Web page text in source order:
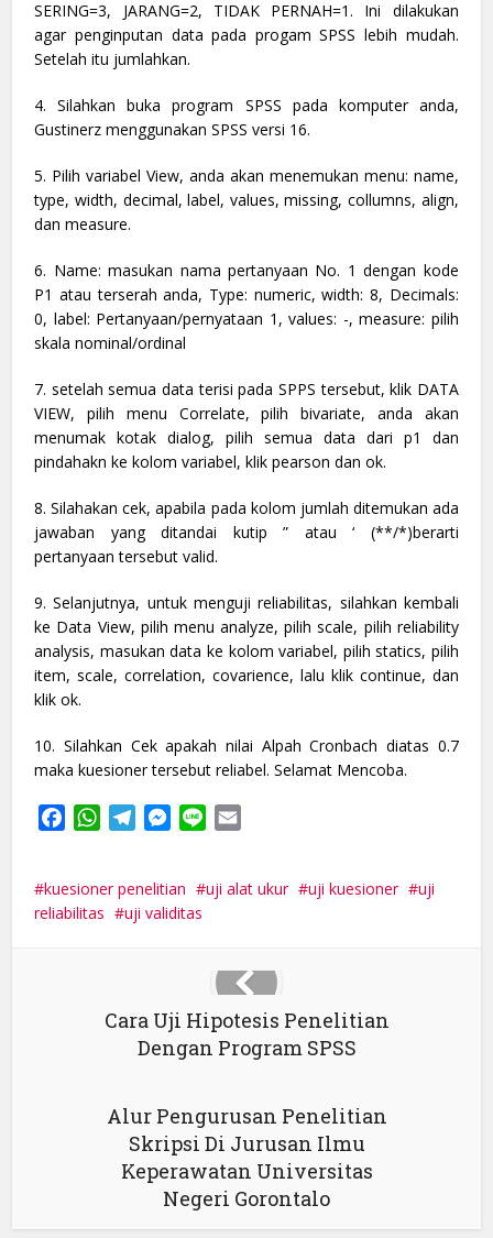
SERING=3, JARANG=2, TIDAK PERNAH=1. Ini dilakukan
agar penginputan data pada progam SPSS lebih mudah.
Setelah itu jumlahkan.
4. Silahkan buka program SPSS pada komputer anda,
Gustinerz menggunakan SPSS versi 16.
5. Pilih variabel View, anda akan menemukan menu: name,
type, width, decimal, label, values, missing, collumns, align,
dan measure.
6. Name: masukan nama pertanyaan No. 1 dengan kode
P1 atau terserah anda, Type: numeric, width: 8, Decimals:
0, label: Pertanyaan/pernyataan 1, values: -, measure: pilih
skala nominal/ordinal
7. setelah semua data terisi pada SPPS tersebut, klik DATA
VIEW, pilih menu Correlate, pilih bivariate, anda akan
menumak kotak dialog, pilih semua data dari p1 dan
pindahakn ke kolom variabel, klik pearson dan ok.
8. Silahakan cek, apabila pada kolom jumlah ditemukan ada
jawaban yang ditandai kutip ” atau ‘ (**/*)berarti
pertanyaan tersebut valid.
9. Selanjutnya, untuk menguji reliabilitas, silahkan kembali
ke Data View, pilih menu analyze, pilih scale, pilih reliability
analysis, masukan data ke kolom variabel, pilih statics, pilih
item, scale, correlation, covarience, lalu klik continue, dan
klik ok.
10. Silahkan Cek apakah nilai Alpah Cronbach diatas 0.7
maka kuesioner tersebut reliabel. Selamat Mencoba.
FacebookWhatsApp
TelegramMessenger
Line
kuesioner penelitian uji alat ukur uji kuesioner
uji
reliabilitas
uji validitas
Cara Uji Hipotesis Penelitian
Dengan Program SPSS
Alur Pengurusan Penelitian
Skripsi Di Jurusan Ilmu
Keperawatan Universitas
Negeri Gorontalo